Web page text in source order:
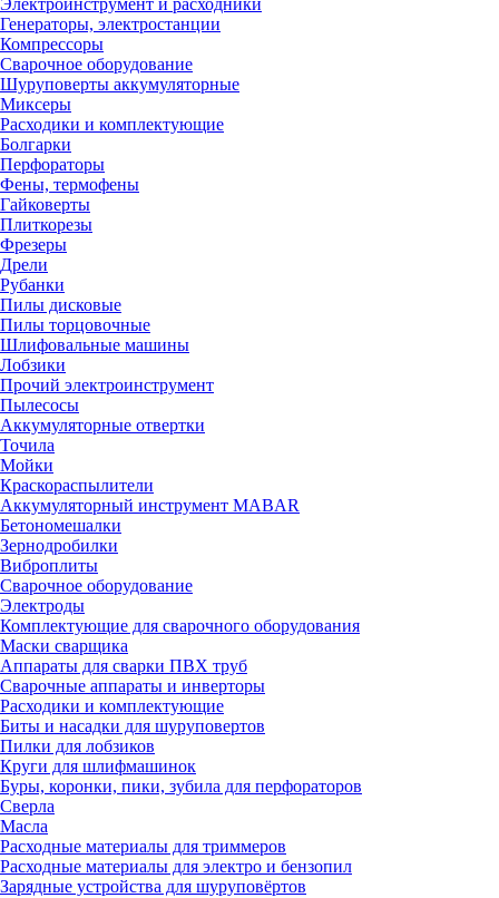
Электроинструмент и расходники
Генераторы, электростанции
Компрессоры
Сварочное оборудование
Шуруповерты аккумуляторные
Миксеры
Расходики и комплектующие
Болгарки
Перфораторы
Фены, термофены
Гайковерты
Плиткорезы
Фрезеры
Дрели
Рубанки
Пилы дисковые
Пилы торцовочные
Шлифовальные машины
Лобзики
Прочий электроинструмент
Пылесосы
Аккумуляторные отвертки
Точила
Мойки
Краскораспылители
Аккумуляторный инструмент MABAR
Бетономешалки
Зернодробилки
Виброплиты
Сварочное оборудование
Электроды
Комплектующие для сварочного оборудования
Маски сварщика
Аппараты для сварки ПВХ труб
Сварочные аппараты и инверторы
Расходики и комплектующие
Биты и насадки для шуруповертов
Пилки для лобзиков
Круги для шлифмашинок
Буры, коронки, пики, зубила для перфораторов
Сверла
Масла
Расходные материалы для триммеров
Расходные материалы для электро и бензопил
Зарядные устройства для шуруповёртов